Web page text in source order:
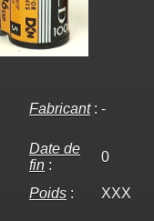
Fabricant: -
Date de
fin :
0
Poids : XXX